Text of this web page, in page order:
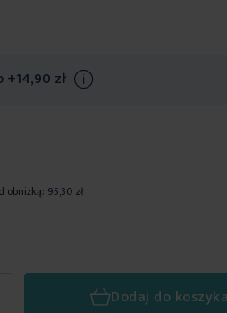
+14,90 zł
Info
obniżką: 95,30 zł
Dodaj do koszyka